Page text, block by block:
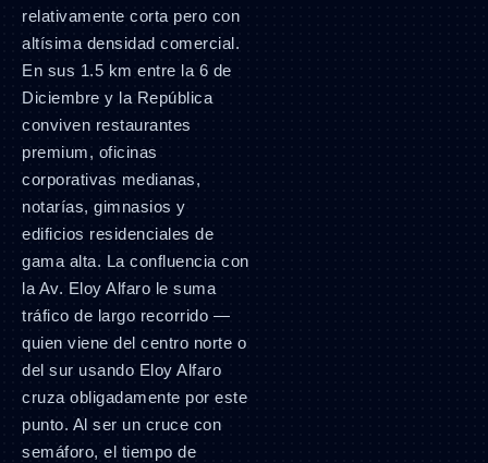
relativamente corta pero con
altísima densidad comercial.
En sus 1.5 km entre la 6 de
Diciembre y la República
conviven restaurantes
premium, oficinas
corporativas medianas,
notarías, gimnasios y
edificios residenciales de
gama alta. La confluencia con
la Av. Eloy Alfaro le suma
tráfico de largo recorrido —
quien viene del centro norte o
del sur usando Eloy Alfaro
cruza obligadamente por este
punto. Al ser un cruce con
semáforo, el tiempo de